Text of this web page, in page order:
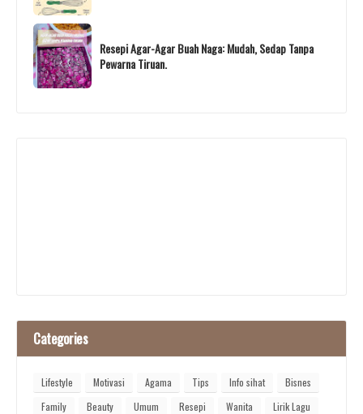
Resepi Agar-Agar Buah Naga: Mudah, Sedap Tanpa
Pewarna Tiruan.
Categories
Lifestyle Motivasi Agama Tips Info sihat
Bisnes
Family
Beauty Umum Resepi Wanita
Lirik Lagu